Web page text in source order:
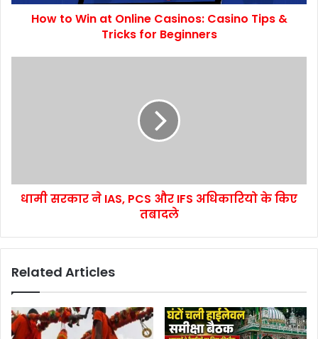
How to Win at Online Casinos: Casino Tips &
Tricks for Beginners
धामी सरकार ने IAS, PCS और IFS अधिकारियो के किए
तबादले
Related Articles